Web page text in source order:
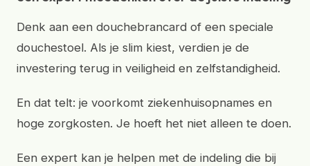
Denk aan een douchebrancard of een speciale
douchestoel. Als je slim kiest, verdien je de
investering terug in veiligheid en zelfstandigheid.
En dat telt: je voorkomt ziekenhuisopnames en
hoge zorgkosten. Je hoeft het niet alleen te doen.
Een expert kan je helpen met de indeling die bij